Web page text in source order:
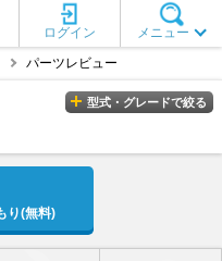
メニュー
ログイン
パーツレビュー
型式・グレードで絞る
り(無料)